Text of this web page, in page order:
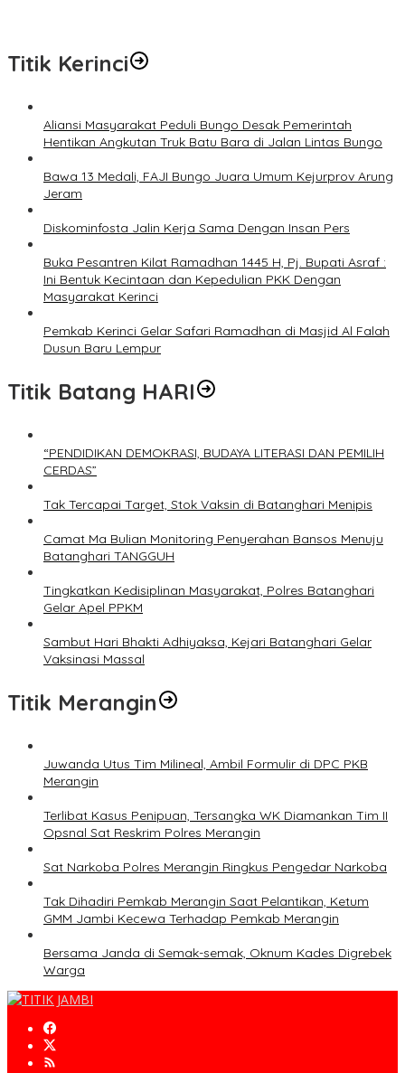
Titik Kerinci
Aliansi Masyarakat Peduli Bungo Desak Pemerintah
Hentikan Angkutan Truk Batu Bara di Jalan Lintas Bungo
Bawa 13 Medali, FAJI Bungo Juara Umum Kejurprov Arung
Jeram
Diskominfosta Jalin Kerja Sama Dengan Insan Pers
Buka Pesantren Kilat Ramadhan 1445 H, Pj. Bupati Asraf :
Ini Bentuk Kecintaan dan Kepedulian PKK Dengan
Masyarakat Kerinci
Pemkab Kerinci Gelar Safari Ramadhan di Masjid Al Falah
Dusun Baru Lempur
Titik Batang HARI
“PENDIDIKAN DEMOKRASI, BUDAYA LITERASI DAN PEMILIH
CERDAS”
Tak Tercapai Target, Stok Vaksin di Batanghari Menipis
Camat Ma Bulian Monitoring Penyerahan Bansos Menuju
Batanghari TANGGUH
Tingkatkan Kedisiplinan Masyarakat, Polres Batanghari
Gelar Apel PPKM
Sambut Hari Bhakti Adhiyaksa, Kejari Batanghari Gelar
Vaksinasi Massal
Titik Merangin
Juwanda Utus Tim Milineal, Ambil Formulir di DPC PKB
Merangin
Terlibat Kasus Penipuan, Tersangka WK Diamankan Tim II
Opsnal Sat Reskrim Polres Merangin
Sat Narkoba Polres Merangin Ringkus Pengedar Narkoba
Tak Dihadiri Pemkab Merangin Saat Pelantikan, Ketum
GMM Jambi Kecewa Terhadap Pemkab Merangin
Bersama Janda di Semak-semak, Oknum Kades Digrebek
Warga